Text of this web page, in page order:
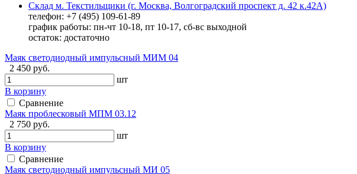
Склад м. Текстильщики (г. Москва, Волгоградский проспект д. 42 к.42А)
телефон: +7 (495) 109-61-89
график работы: пн-чт 10-18, пт 10-17, сб-вс выходной
остаток: достаточно
Маяк светодиодный импульсный МИМ 04
2 450 руб.
шт
В корзину
Сравнение
Маяк проблесковый МПМ 03.12
2 750 руб.
шт
В корзину
Сравнение
Маяк светодиодный импульсный МИ 05